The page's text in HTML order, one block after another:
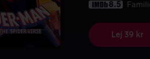
8.5
Lej 39 kr